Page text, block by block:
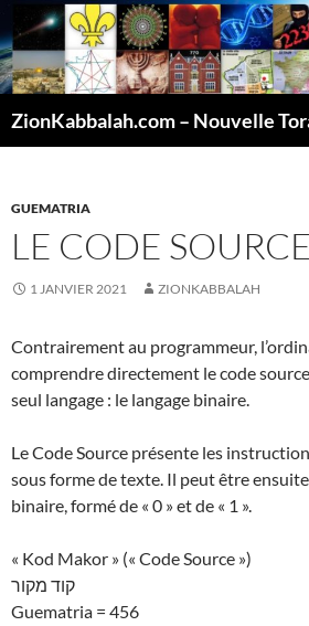
ZionKabbalah.com – Nouvelle
GUEMATRIA
LE CODE SOURCE
1 JANVIER 2021 ZIONKABBALAH
Contrairement au programmeur,
comprendre directement le code
seul langage : le langage binaire.
Le Code Source présente les
sous forme de texte. Il peut être
binaire, formé de « 0 » et de « 1 ».
« Kod Makor » (« Code Source »)
קוד מקור
Guematria = 456